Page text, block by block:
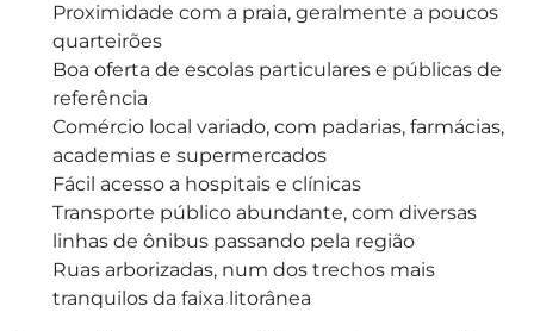
Proximidade com a praia, geralmente a poucos
quarteirões
Boa oferta de escolas particulares e públicas de
referência
Comércio local variado, com padarias, farmácias,
academias e supermercados
Fácil acesso a hospitais e clínicas
Transporte público abundante, com diversas
linhas de ônibus passando pela região
Ruas arborizadas, num dos trechos mais
tranquilos da faixa litorânea